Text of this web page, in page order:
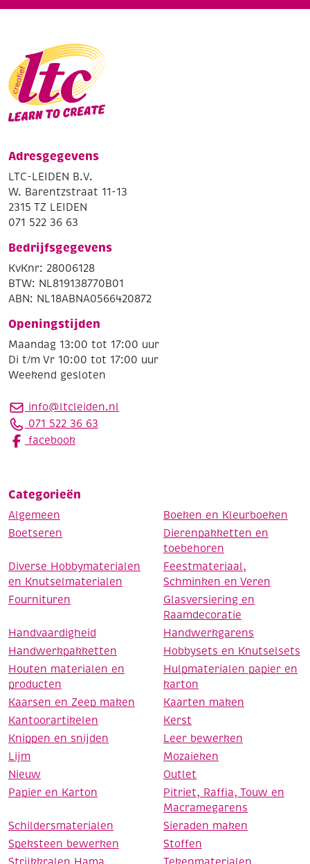
Adresgegevens
LTC-LEIDEN B.V.
W. Barentzstraat 11-13
2315 TZ LEIDEN
071 522 36 63
Bedrijfsgegevens
KvKnr: 28006128
BTW: NL819138770B01
ABN: NL18ABNA0566420872
Openingstijden
Maandag 13:00 tot 17:00 uur
Di t/m Vr 10:00 tot 17:00 uur
Weekend gesloten
info@ltcleiden.nl
071 522 36 63
facebook
Categorieën
Algemeen
Boeken en Kleurboeken
Boetseren
Dierenpakketten en
toebehoren
Diverse Hobbymaterialen
en Knutselmaterialen
Feestmateriaal,
Schminken en Veren
Fournituren
Glasversiering en
Raamdecoratie
Handvaardigheid
Handwerkgarens
Handwerkpakketten
Hobbysets en Knutselsets
Houten materialen en
producten
Hulpmaterialen papier en
karton
Kaarsen en Zeep maken
Kaarten maken
Kantoorartikelen
Kerst
Knippen en snijden
Leer bewerken
Lijm
Mozaieken
Nieuw
Outlet
Papier en Karton
Pitriet, Raffia, Touw en
Macramegarens
Schildersmaterialen
Sieraden maken
Speksteen bewerken
Stoffen